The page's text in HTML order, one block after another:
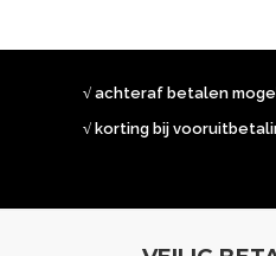
√ achteraf betalen
√ korting bij